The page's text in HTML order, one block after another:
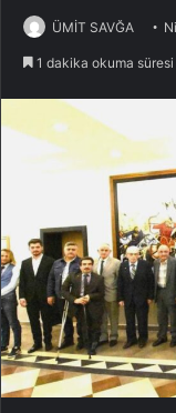
ÜMİT SAVĞA
1 dakika okuma süresi